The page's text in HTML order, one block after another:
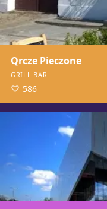
Qrcze Pieczone
GRILL BAR
586